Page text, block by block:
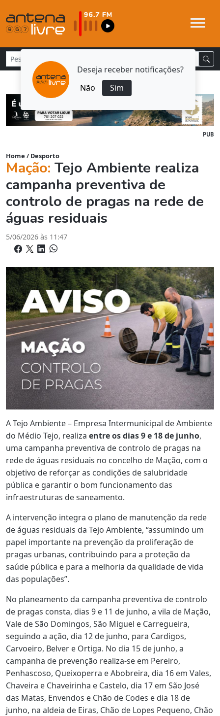
Deseja receber notificações?
Não
Sim
PUB
Home / Desporto
Mação: Tejo Ambiente realiza
campanha preventiva de
controlo de pragas na rede de
águas residuais
5/06/2026 às 11:47
A Tejo Ambiente – Empresa Intermunicipal de Ambiente
do Médio Tejo, realiza entre os dias 9 e 18 de junho,
uma campanha preventiva de controlo de pragas na
rede de águas residuais no concelho de Mação, com o
objetivo de reforçar as condições de salubridade
pública e garantir o bom funcionamento das
infraestruturas de saneamento.
A intervenção integra o plano de manutenção da rede
de águas residuais da Tejo Ambiente, “assumindo um
papel importante na prevenção da proliferação de
pragas urbanas, contribuindo para a proteção da
saúde pública e para a melhoria da qualidade de vida
das populações”.
No planeamento da campanha preventiva de controlo
de pragas consta, dias 9 e 11 de junho, a vila de Mação,
Vale de São Domingos, São Miguel e Carregueira,
seguindo a ação, dia 12 de junho, para Cardigos,
Carvoeiro, Belver e Ortiga. No dia 15 de junho, a
campanha de prevenção realiza-se em Pereiro,
Penhascoso, Queixoperra e Abobreira, dia 16 em Vales,
Chaveira e Chaveirinha e Castelo, dia 17 em São José
das Matas, Envendos e Chão de Codes e dia 18 de
junho, na aldeia de Eiras, Chão de Lopes Pequeno, Chão